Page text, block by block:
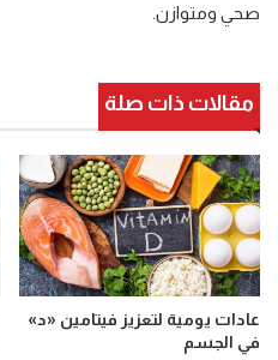
صحي ومتوازن.
مقالات ذات صلة
عادات يومية لتعزيز فيتامين «د»
في الجسم